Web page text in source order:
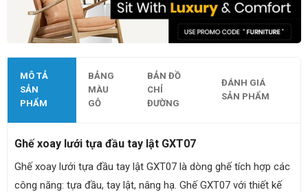
MÔ TẢ
SẢN
PHẨM
BẢNG
MÀU
GỖ
BẢN ĐỒ
CHỈ
ĐƯỜNG
ĐÁNH GIÁ
SẢN PHẨM
Ghế xoay lưới tựa đầu tay lật GXT07
Ghế xoay lưới tựa đầu tay lật GXT07 là dòng ghế tích hợp các
công năng: tựa đầu, tay lật, nâng hạ. Ghế GXT07 với thiết kế